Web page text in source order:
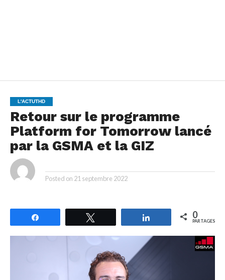
L'ACTUTHD
Retour sur le programme
Platform for Tomorrow lancé
par la GSMA et la GIZ
Posted on 21 septembre 2022
Partagez 0
PARTAGES